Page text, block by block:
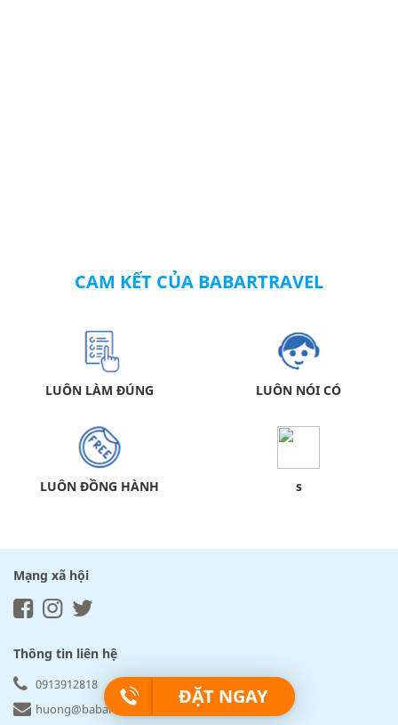
ĐẶT NGAY
CAM KẾT CỦA BABARTRAVEL
LUÔN LÀM ĐÚNG LUÔN NÓI CÓ
LUÔN ĐỒNG HÀNH s
Mạng xã hội
Thông tin liên hệ
0913912818
huong@babartravel.com